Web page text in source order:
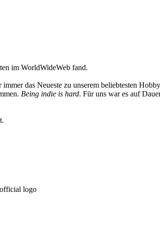
im WorldWideWeb fand.
das Neueste zu unserem beliebtesten
Being indie is hard. Für uns war es auf